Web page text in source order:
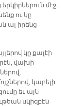
մէջ,
ու կը
ալ իրենց
կը քալէի
վախի
կարելի
եւ այն
սկիզբէն